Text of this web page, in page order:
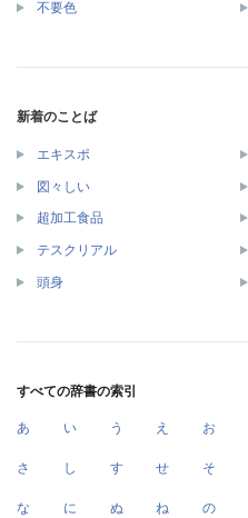
不要色
新着のことば
エキスポ
図々しい
超加工食品
テスクリアル
頭身
すべての辞書の索引
あ い う え お
さ し す せ そ
な に ぬ ね の